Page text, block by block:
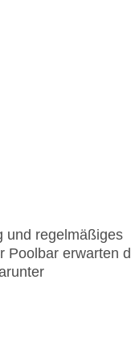
und regelmäßiges
Poolbar erwarten